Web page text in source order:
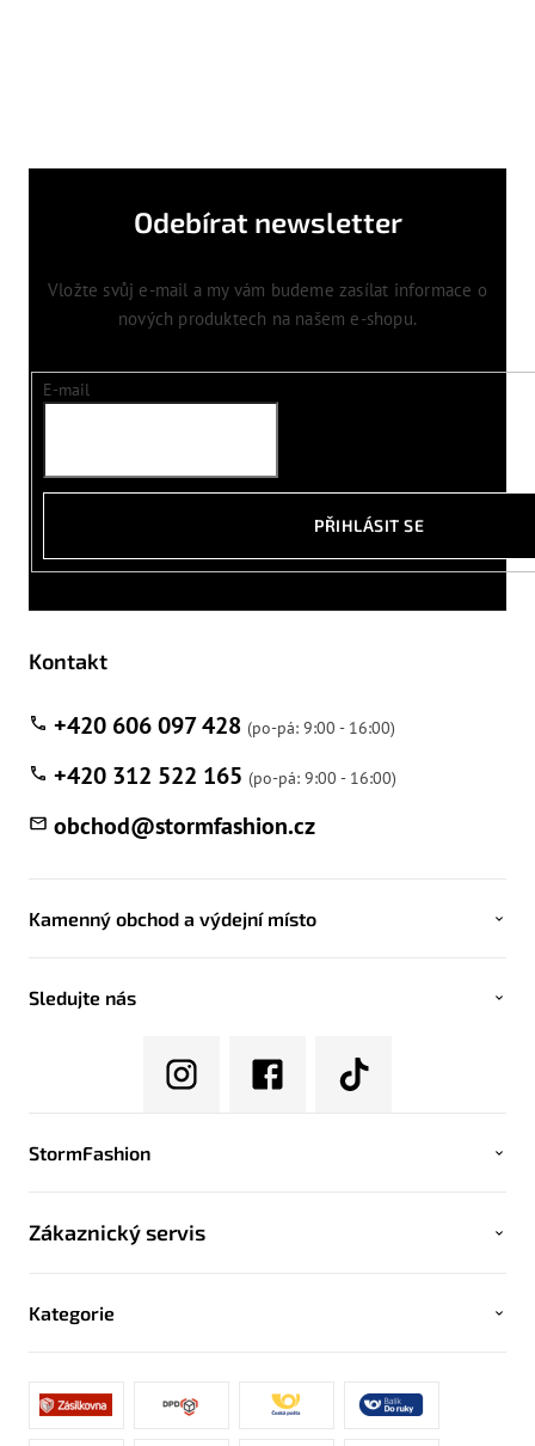
Odebírat newsletter
Vložte svůj e-mail a my vám budeme zasílat informace o
nových produktech na našem e-shopu.
E-mail
PŘIHLÁSIT SE
Kontakt
obchod@stormfashion.cz
+420 606 097 428
+420 312 522 165
Kamenný obchod a výdejní místo
Sledujte nás
StormFashion
Zákaznický servis
Kategorie